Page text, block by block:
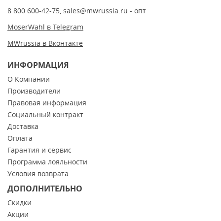
8 800 600-42-75, sales@mwrussia.ru - опт
MoserWahl в Telegram
MWrussia в Вконтакте
ИНФОРМАЦИЯ
О Компании
Производители
Правовая информация
Социальный контракт
Доставка
Оплата
Гарантия и сервис
Программа лояльности
Условия возврата
ДОПОЛНИТЕЛЬНО
Скидки
Акции